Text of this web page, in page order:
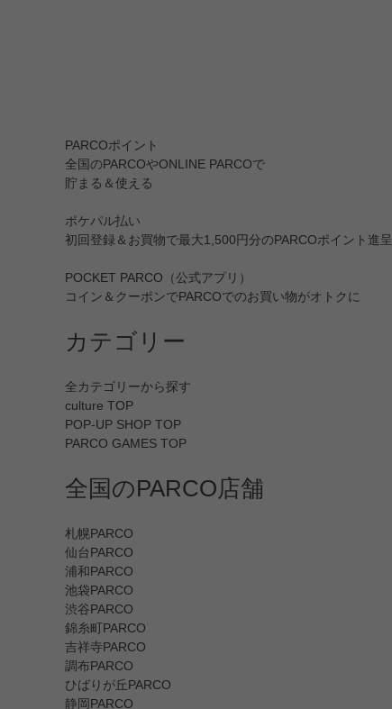
PARCOポイント
全国のPARCOやONLINE PARCOで
貯まる＆使える
ポケパル払い
初回登録＆お買物で最大1,500円分のPARCOポイント進呈
POCKET PARCO（公式アプリ）
コイン＆クーポンでPARCOでのお買い物がオトクに
カテゴリー
全カテゴリーから探す
culture TOP
POP-UP SHOP TOP
PARCO GAMES TOP
全国のPARCO店舗
札幌PARCO
仙台PARCO
浦和PARCO
池袋PARCO
渋谷PARCO
錦糸町PARCO
吉祥寺PARCO
調布PARCO
ひばりが丘PARCO
静岡PARCO